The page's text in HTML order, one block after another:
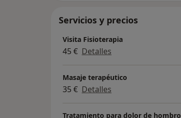
Servicios y precios
Visita Fisioterapia
45 € Detalles
Masaje terapéutico
35 € Detalles
Tratamiento para dolor de hombro